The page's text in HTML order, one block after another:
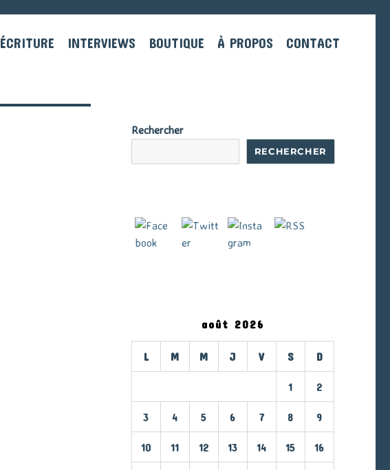
ÉCRITURE INTERVIEWS BOUTIQUE À PROPOS CONTACT
Rechercher
RECHERCHER
août 2026
L M M J V S D
1 2
3 4 5 6 7 8 9
10 11 12 13 14 15 16